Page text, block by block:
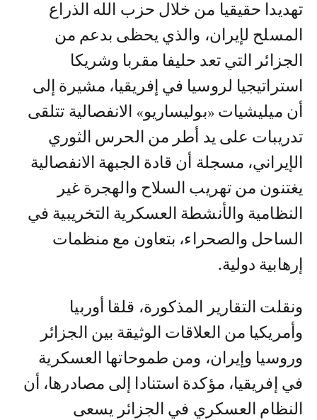
تهديدا حقيقيا من خلال حزب الله الذراع
المسلح لإيران، والذي يحظى بدعم من
الجزائر التي تعد حليفا مقربا وشريكا
استراتيجيا لروسيا في إفريقيا، مشيرة إلى
أن ميليشيات «بوليساريو» الانفصالية تتلقى
تدريبات على يد أطر من الحرس الثوري
الإيراني، مسجلة أن قادة الجبهة الانفصالية
يغتنون من تهريب السلاح والهجرة غير
النظامية والأنشطة العسكرية التخريبية في
الساحل والصحراء، بتعاون مع منظمات
إرهابية دولية.
ونقلت التقارير المذكورة، قلقا أوربيا
وأمريكيا من العلاقات الوثيقة بين الجزائر
وروسيا وإيران، ومن طموحاتها العسكرية
في إفريقيا، مؤكدة استنادا إلى مصادرها، أن
النظام العسكري في الجزائر يسعى